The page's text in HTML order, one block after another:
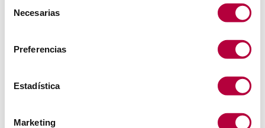
Necesarias
Preferencias
Estadística
Marketing